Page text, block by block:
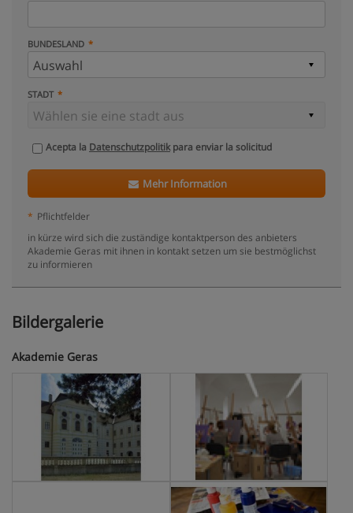
BUNDESLAND
STADT
Acepta la Datenschutzpolitikpara enviar la solicitud
Mehr Information
* Pflichtfelder
in kürze wird sich die zuständige kontaktperson des anbieters
Akademie Geras mit ihnen in kontakt setzen um sie bestmöglichst
zu informieren
Bildergalerie
Akademie Geras